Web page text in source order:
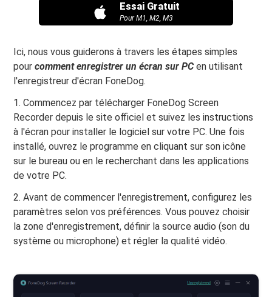
Essai Gratuit
Pour M1, M2, M3
Ici, nous vous guiderons à travers les étapes simples
pourcomment enregistrer un écran sur PC en utilisant
l'enregistreur d'écran FoneDog.
1. Commencez par télécharger FoneDog Screen
Recorder depuis le site officiel et suivez les instructions
à l'écran pour installer le logiciel sur votre PC. Une fois
installé, ouvrez le programme en cliquant sur son icône
sur le bureau ou en le recherchant dans les applications
de votre PC.
2. Avant de commencer l'enregistrement, configurez les
paramètres selon vos préférences. Vous pouvez choisir
la zone d'enregistrement, définir la source audio (son du
système ou microphone) et régler la qualité vidéo.